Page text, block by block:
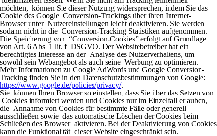
möchten, können Sie dieser Nutzung widersprechen, indem Sie das
Cookie des Google Conversion-Trackings über ihren Internet-
Browser unter Nutzereinstellungen leicht deaktivieren. Sie werden
sodann nicht in die Conversion-Tracking Statistiken aufgenommen.
Die Speicherung von “Conversion-Cookies” erfolgt auf Grundlage
von Art. 6 Abs. 1 lit. f DSGVO. Der Websitebetreiber hat ein
berechtigtes Interesse an der Analyse des Nutzerverhaltens, um
sowohl sein Webangebot als auch seine Werbung zu optimieren.
Mehr Informationen zu Google AdWords und Google Conversion-
Tracking finden Sie in den Datenschutzbestimmungen von Google:
https://www.google.de/policies/privacy/.
Sie können Ihren Browser so einstellen, dass Sie über das Setzen von
Cookies informiert werden und Cookies nur im Einzelfall erlauben,
die Annahme von Cookies für bestimmte Fälle oder generell
ausschließen sowie das automatische Löschen der Cookies beim
Schließen des Browser aktivieren. Bei der Deaktivierung von Cookies
kann die Funktionalität dieser Website eingeschränkt sein.